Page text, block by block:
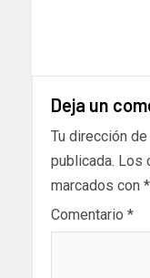
Deja un
Tu dirección
publicada. Los
marcados con *
Comentario *